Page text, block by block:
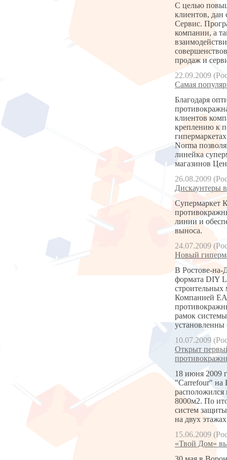
С целью
клиентов,
Сервис.
компании, а
продаж и
22.09.2009
Самая
Благодаря
клиентов
креплению к
Norma
линейка
магазинов
26.08.2009
Дискаунтеры
Супермаркет
линии и
выноса.
24.07.2009
Новый
В Ростове-на-
формата DIY
строительных
Компанией
рамок
установленны
10.07.2009
Открыт
18 июня 2009
"Carrefour" на
расположился
8000м2. По
систем
на двух
15.06.2009
«Твой Дом»